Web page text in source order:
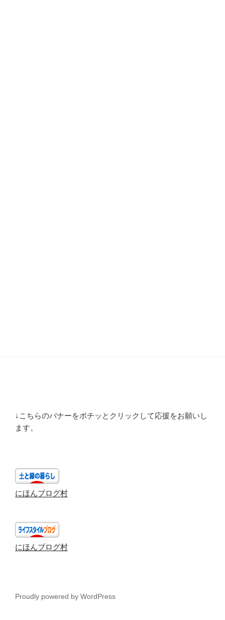
↓こちらのバナーをポチッとクリックして応援をお願いし
ます。
にほんブログ村
にほんブログ村
Proudly powered by WordPress